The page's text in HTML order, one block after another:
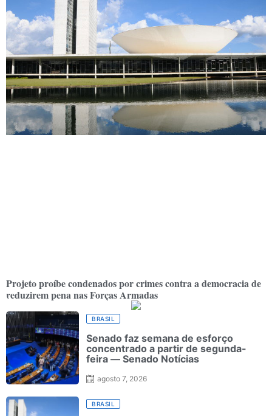
Projeto proíbe condenados por crimes contra a democracia de
reduzirem pena nas Forças Armadas
BRASIL
Senado faz semana de esforço
concentrado a partir de segunda-
feira — Senado Notícias
agosto 7, 2026
BRASIL